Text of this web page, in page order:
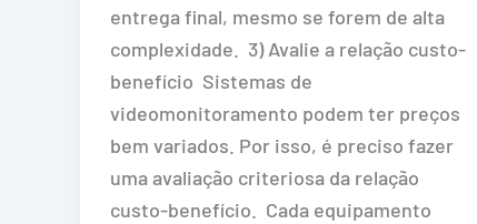
entrega final, mesmo se forem de alta
complexidade. 3) Avalie a relação custo-
benefício Sistemas de
videomonitoramento podem ter preços
bem variados. Por isso, é preciso fazer
uma avaliação criteriosa da relação
custo-benefício. Cada equipamento